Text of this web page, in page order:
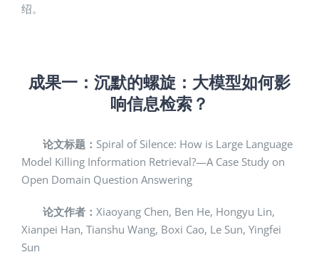
绍。
成果一： 沉默的螺旋：大模型如何影
响信息检索？
论文标题： Spiral of Silence: How is Large Language
Model Killing Information Retrieval?—A Case Study on
Open Domain Question Answering
论文作者： Xiaoyang Chen, Ben He, Hongyu Lin,
Xianpei Han, Tianshu Wang, Boxi Cao, Le Sun, Yingfei
Sun